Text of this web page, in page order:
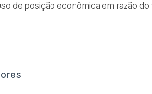
de posição econômica em razão